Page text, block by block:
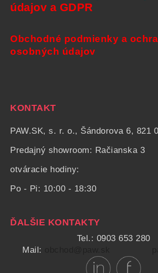
údajov a GDPR
Obchodné podmienky a
osobných údajov
KONTAKT
PAW.SK, s. r. o., Šándorova 6, 821
Predajný showroom: Račianska 3
otváracie hodiny:
Po - Pi: 10:00 - 18:30
ĎALŠIE KONTAKTY
Tel.: 0903 653 280
Mail: